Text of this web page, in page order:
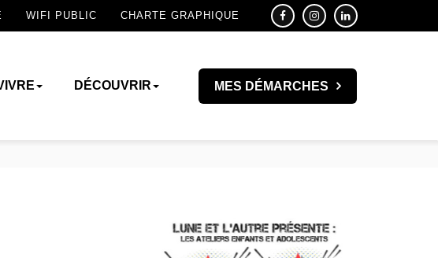
WIFI PUBLIC CHARTE GRAPHIQUE
DÉCOUVRIR MES DÉMARCHES